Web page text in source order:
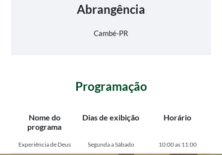
Abrangência
Cambé-PR
Programação
Nome do
programa
Dias de exibição Horário
Experiência de Deus Segunda a Sábado 10:00 as 11:00